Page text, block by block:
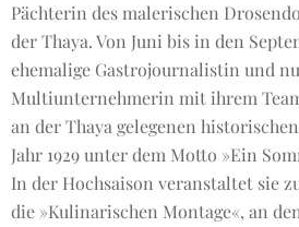
Pächterin des malerischen
der Thaya. Von Juni bis in den
ehemalige Gastrojournalistin und
Multiunternehmerin mit ihrem
an der Thaya gelegenen
Jahr 1929 unter dem Motto »Ein
In der Hochsaison veranstaltet sie
die »Kulinarischen Montage«, an